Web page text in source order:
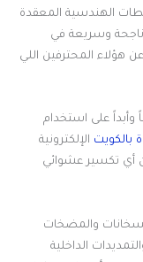
الهندسية المعقدة
ناجحة وسريعة في
هؤلاء المحترفين اللي
وأبداً على استخدام
بالكويت الإلكترونية
أي تكسير عشوائي
والمضخات
الداخلية